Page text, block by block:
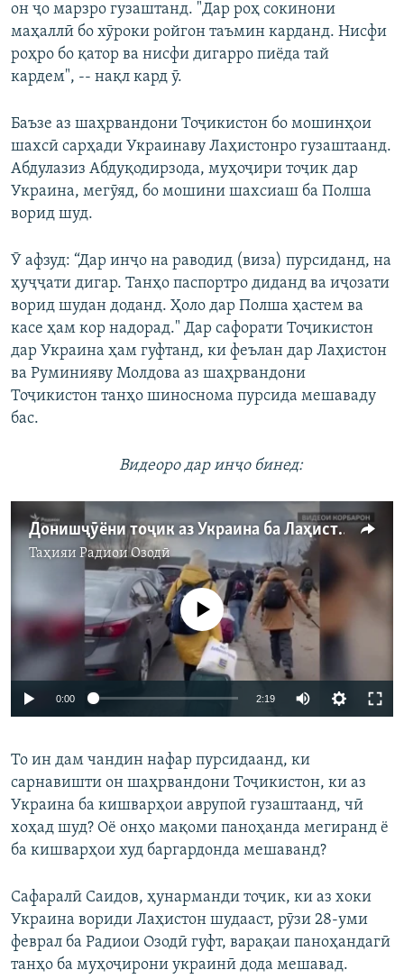
он ҷо марзро гузаштанд. "Дар роҳ сокинони
маҳаллӣ бо хӯроки ройгон таъмин карданд. Нисфи
роҳро бо қатор ва нисфи дигарро пиёда тай
кардем", -- нақл кард ӯ.
Баъзе аз шаҳрвандони Тоҷикистон бо мошинҳои
шахсӣ сарҳади Украинаву Лаҳистонро гузаштаанд.
Абдулазиз Абдуқодирзода, муҳоҷири тоҷик дар
Украина, мегӯяд, бо мошини шахсиаш ба Полша
ворид шуд.
Ӯ афзуд: “Дар инҷо на раводид (виза) пурсиданд, на
ҳуҷҷати дигар. Танҳо паспортро диданд ва иҷозати
ворид шудан доданд. Ҳоло дар Полша ҳастем ва
касе ҳам кор надорад." Дар сафорати Тоҷикистон
дар Украина ҳам гуфтанд, ки феълан дар Лаҳистон
ва Руминияву Молдова аз шаҳрвандони
Тоҷикистон танҳо шиноснома пурсида мешаваду
бас.
Видеоро дар инҷо бинед:
Донишҷӯёни тоҷик аз Украина ба Лаҳистон фирор кардаанд
Таҳияи Радиои Озодӣ
Auto 240p 360p 480p
720p 1080p
Феълан кор намекунад
0:00 2:19
480p
1080p
То ин дам чандин нафар пурсидаанд, ки
сарнавишти он шаҳрвандони Тоҷикистон, ки аз
Украина ба кишварҳои аврупоӣ гузаштаанд, чӣ
хоҳад шуд? Оё онҳо мақоми паноҳанда мегиранд ё
ба кишварҳои худ баргардонда мешаванд?
Сафаралӣ Саидов, ҳунарманди тоҷик, ки аз хоки
Украина вориди Лаҳистон шудааст, рӯзи 28-уми
феврал ба Радиои Озодӣ гуфт, варақаи паноҳандагӣ
танҳо ба муҳоҷирони украинӣ дода мешавад.